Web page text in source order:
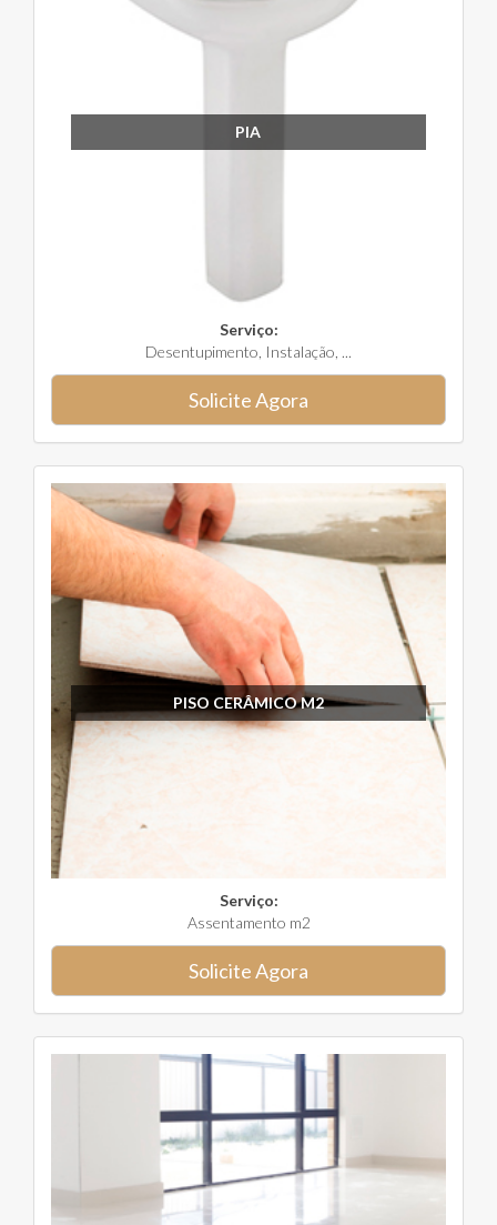
PIA
Serviço:
Desentupimento, Instalação, ...
Solicite Agora
PISO CERÂMICO M2
Serviço:
Assentamento m2
Solicite Agora